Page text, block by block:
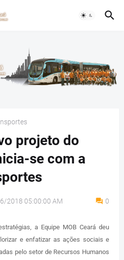
projeto do
se com a
2018 05:00:00 AM 0
a Equipe MOB Ceará deu
e enfatizar as ações sociais e
pelo setor de Recursos Humanos